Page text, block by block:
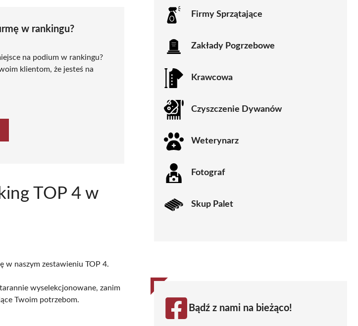
w rankingu?
na podium w rankingu?
klientom, że jesteś na
TOP 4 w
w naszym zestawieniu TOP 4.
wyselekcjonowane, zanim
Twoim potrzebom.
Firmy Sprzątające
Zakłady Pogrzebowe
Krawcowa
Czyszczenie Dywanów
Weterynarz
Fotograf
Skup Palet
Bądź z nami na bieżąco!